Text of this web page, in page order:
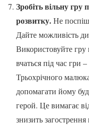
Зробіть вільну гру
розвитку.Не
Дайте можливість
Використовуйте гру
вчаться під час гри
Трьохрічного
допомагати йому
герой. Це вимагає
знизить